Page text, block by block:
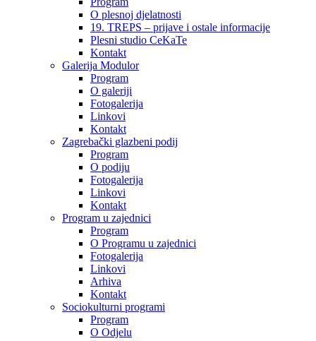
O plesnoj djelatnosti
19. TREPS – prijave i ostale informacije
Plesni studio CeKaTe
Kontakt
Galerija Modulor
Program
O galeriji
Fotogalerija
Linkovi
Kontakt
Zagrebački glazbeni podij
Program
O podiju
Fotogalerija
Linkovi
Kontakt
Program u zajednici
Program
O Programu u zajednici
Fotogalerija
Linkovi
Arhiva
Kontakt
Sociokulturni programi
Program
O Odjelu